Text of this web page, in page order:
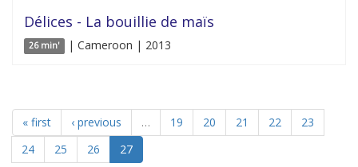
Délices - La bouillie de maïs
26 min' | Cameroon | 2013
« first ‹ previous … 19 20 21 22
23
24
25 26 27